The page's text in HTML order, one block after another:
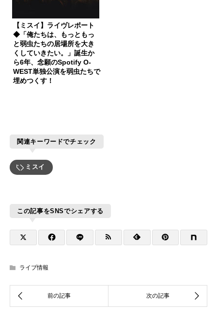
【ミスイ】ライヴレポート
◆「俺たちは、もっともっ
と弱虫たちの居場所を大き
くしていきたい。」誕生か
ら6年、念願のSpotify O-
WEST単独公演を弱虫たちで
埋めつくす！
関連キーワードでチェック
ミスイ
この記事をSNSでシェアする
ライブ情報